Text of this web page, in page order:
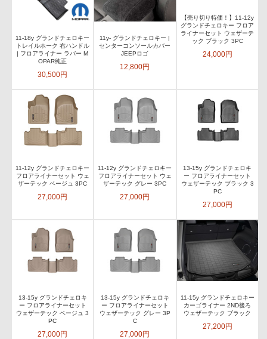
11-18y グランドチェロキー
トレイルホーク 右ハンドル
| フロアライナー ラバー M
OPAR純正
30,500円
11y- グランドチェロキー |
センターコンソールカバー
JEEPロゴ
12,800円
【売り切り特価！】11-12y
グランドチェロキー フロア
ライナーセット ウェザーテ
ック ブラック 3PC
24,000円
11-12y グランドチェロキー
フロアライナーセット ウェ
ザーテック ベージュ 3PC
27,000円
11-12y グランドチェロキー
フロアライナーセット ウェ
ザーテック グレー 3PC
27,000円
13-15y グランドチェロキ
ー フロアライナーセット
ウェザーテック ブラック 3
PC
27,000円
13-15y グランドチェロキ
ー フロアライナーセット
ウェザーテック ベージュ 3
PC
27,000円
13-15y グランドチェロキ
ー フロアライナーセット
ウェザーテック グレー 3P
C
27,000円
11-15y グランドチェロキー
カーゴライナー 2ND後ろ
ウェザーテック ブラック
27,200円